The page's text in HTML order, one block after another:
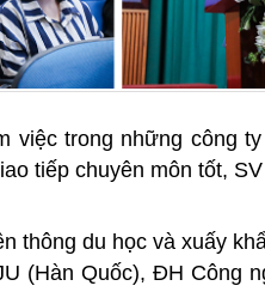
việc trong những công
tiếp chuyên môn tốt,
thông du học và xuấy
(Hàn Quốc), ĐH Công